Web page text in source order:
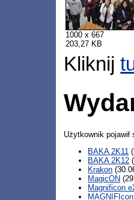
1000 x 667
203,27 KB
Kliknij
Użytkownik
BAKA 2K11
BAKA 2K12
Krakon
MagicON
Magnificon